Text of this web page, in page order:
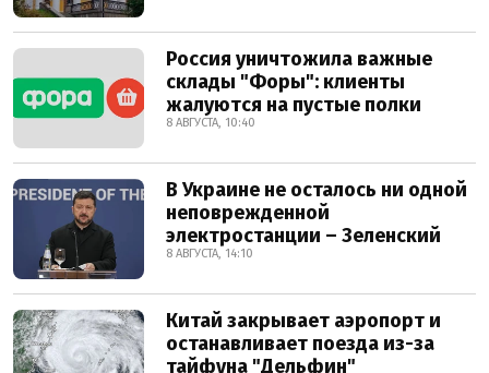
Россия уничтожила важные
склады "Форы": клиенты
жалуются на пустые полки
8 АВГУСТА, 10:40
В Украине не осталось ни одной
неповрежденной
электростанции – Зеленский
8 АВГУСТА, 14:10
Китай закрывает аэропорт и
останавливает поезда из-за
тайфуна "Дельфин"